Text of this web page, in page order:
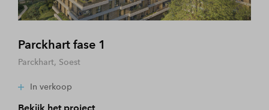
Parckhart fase 1
Parckhart, Soest
In verkoop